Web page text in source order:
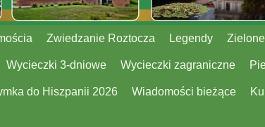
Zwiedzanie Roztocza Legendy
Wycieczki 3-dniowe Wycieczki zagraniczne
do Hiszpanii 2026 Wiadomości bieżące